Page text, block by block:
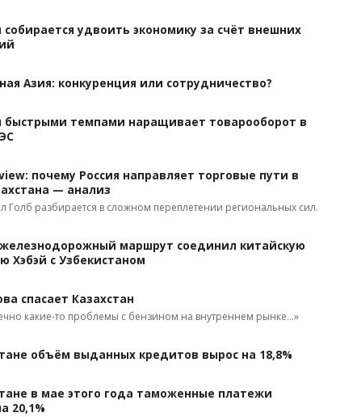
собирается удвоить экономику за счёт внешних
Азия: конкуренция или сотрудничество?
быстрыми темпами наращивает товарооборот в
почему Россия направляет торговые пути в
— анализ
Голб разбирается в сложном переплетении региональных сил.
маршрут соединил китайскую
Хэбэй с Узбекистаном
спасает Казахстан
какие-то проблемы с бензином на внутреннем рынке...»
объём выданных кредитов вырос на 18,8%
в мае этого года таможенные платежи
20,1%